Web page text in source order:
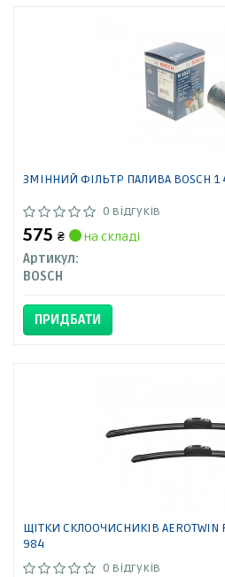
ЗМІННИЙ ФІЛЬТР ПАЛИВА BOSCH 1
0 відгуків
575 ₴
на складі
Артикул:
BOSCH
ПРИДБАТИ
ЩІТКИ СКЛООЧИСНИКІВ AEROTWIN
984
0 відгуків